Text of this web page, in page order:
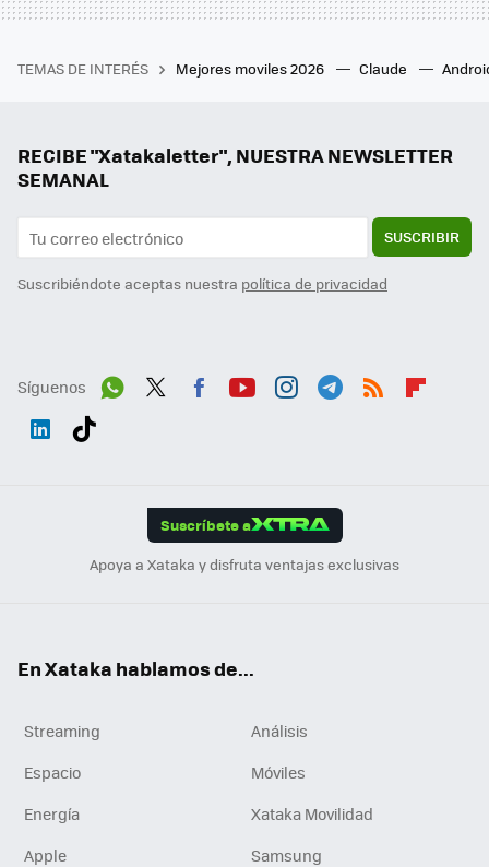
TEMAS DE INTERÉS Mejores moviles 2026 Claude
RECIBE "Xatakaletter", NUESTRA NEWSLETTER
SEMANAL
SUSCRIBIR
Suscribiéndote aceptas nuestra política de privacidad
Síguenos
Suscríbete a
Apoya a Xataka y disfruta ventajas exclusivas
En Xataka hablamos de...
Streaming
Análisis
Espacio
Móviles
Energía
Xataka Movilidad
Apple
Samsung